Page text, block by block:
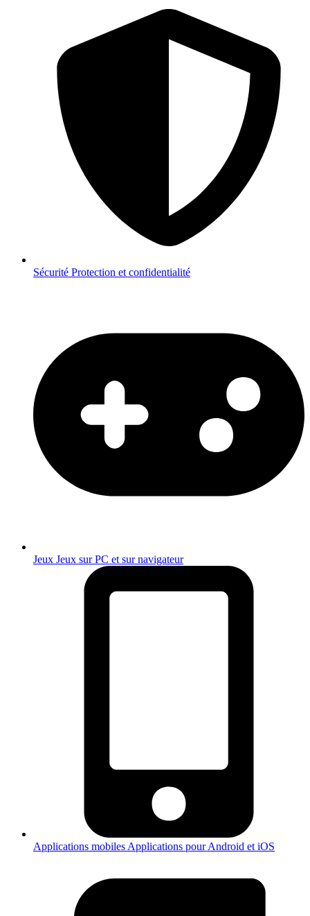
Sécurité Protection et confidentialité
Jeux Jeux sur PC et sur navigateur
Applications mobiles Applications pour Android et iOS